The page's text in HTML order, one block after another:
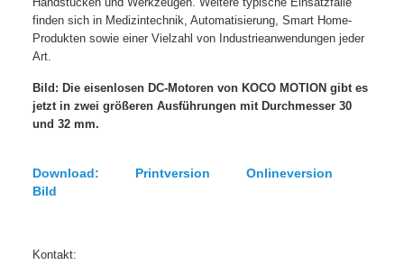
finden sich in Medizintechnik, Automatisierung, Smart Home-
Produkten sowie einer Vielzahl von Industrieanwendungen jeder
Art.
Bild: Die eisenlosen DC-Motoren von KOCO MOTION gibt es
jetzt in zwei größeren Ausführungen mit Durchmesser 30
und 32 mm.
Download: Printversion Onlineversion
Bild
Kontakt: